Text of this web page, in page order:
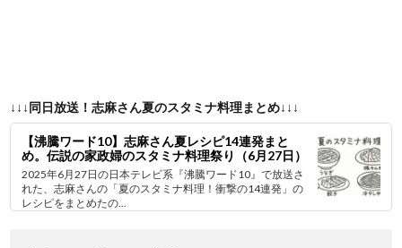
↓↓↓同日放送！志麻さん夏のスタミナ料理まとめ↓↓↓
【沸騰ワード10】志麻さん夏レシピ14連発まと
め。伝説の家政婦のスタミナ料理祭り（6月27日）
2025年6月27日の日本テレビ系『沸騰ワード10』で放送さ
れた、志麻さんの「夏のスタミナ料理！衝撃の14連発」の
レシピをまとめたの...